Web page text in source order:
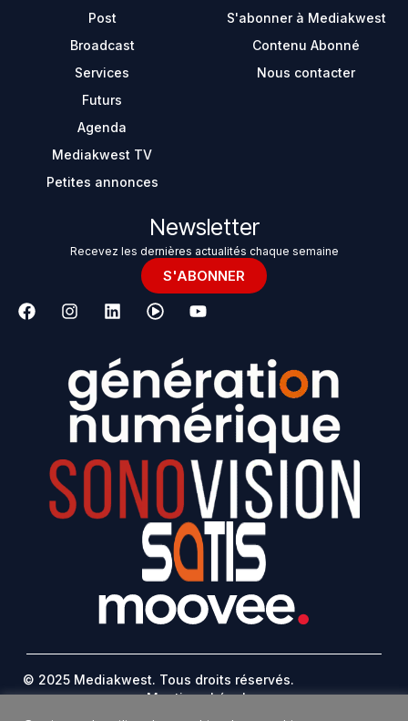
Post
Broadcast
Services
Futurs
Agenda
Mediakwest TV
Petites annonces
S'abonner à Mediakwest
Contenu Abonné
Nous contacter
Newsletter
Recevez les dernières actualités chaque semaine
S'ABONNER
© 2025 Mediakwest. Tous droits réservés.
Mentions Légales